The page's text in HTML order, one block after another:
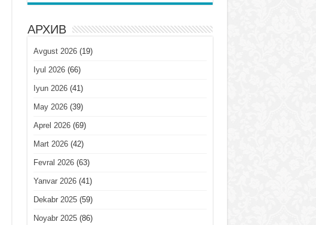
АРХИВ
Avgust 2026(19)
Iyul 2026(66)
Iyun 2026(41)
May 2026(39)
Aprel 2026(69)
Mart 2026(42)
Fevral 2026(63)
Yanvar 2026(41)
Dekabr 2025(59)
Noyabr 2025(86)